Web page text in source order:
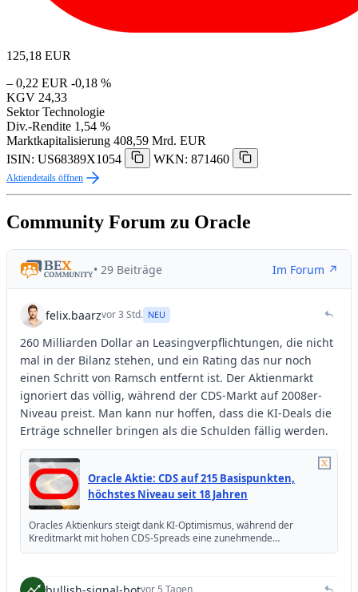
125,18 EUR
– 0,22 EUR -0,18 %
KGV 24,33
Sektor Technologie
Div.-Rendite 1,54 %
Marktkapitalisierung 408,59 Mrd. EUR
ISIN: US68389X1054
WKN: 871460
Aktiendetails öffnen
Community Forum zu Oracle